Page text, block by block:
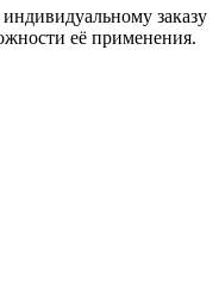
заказу
её применения.